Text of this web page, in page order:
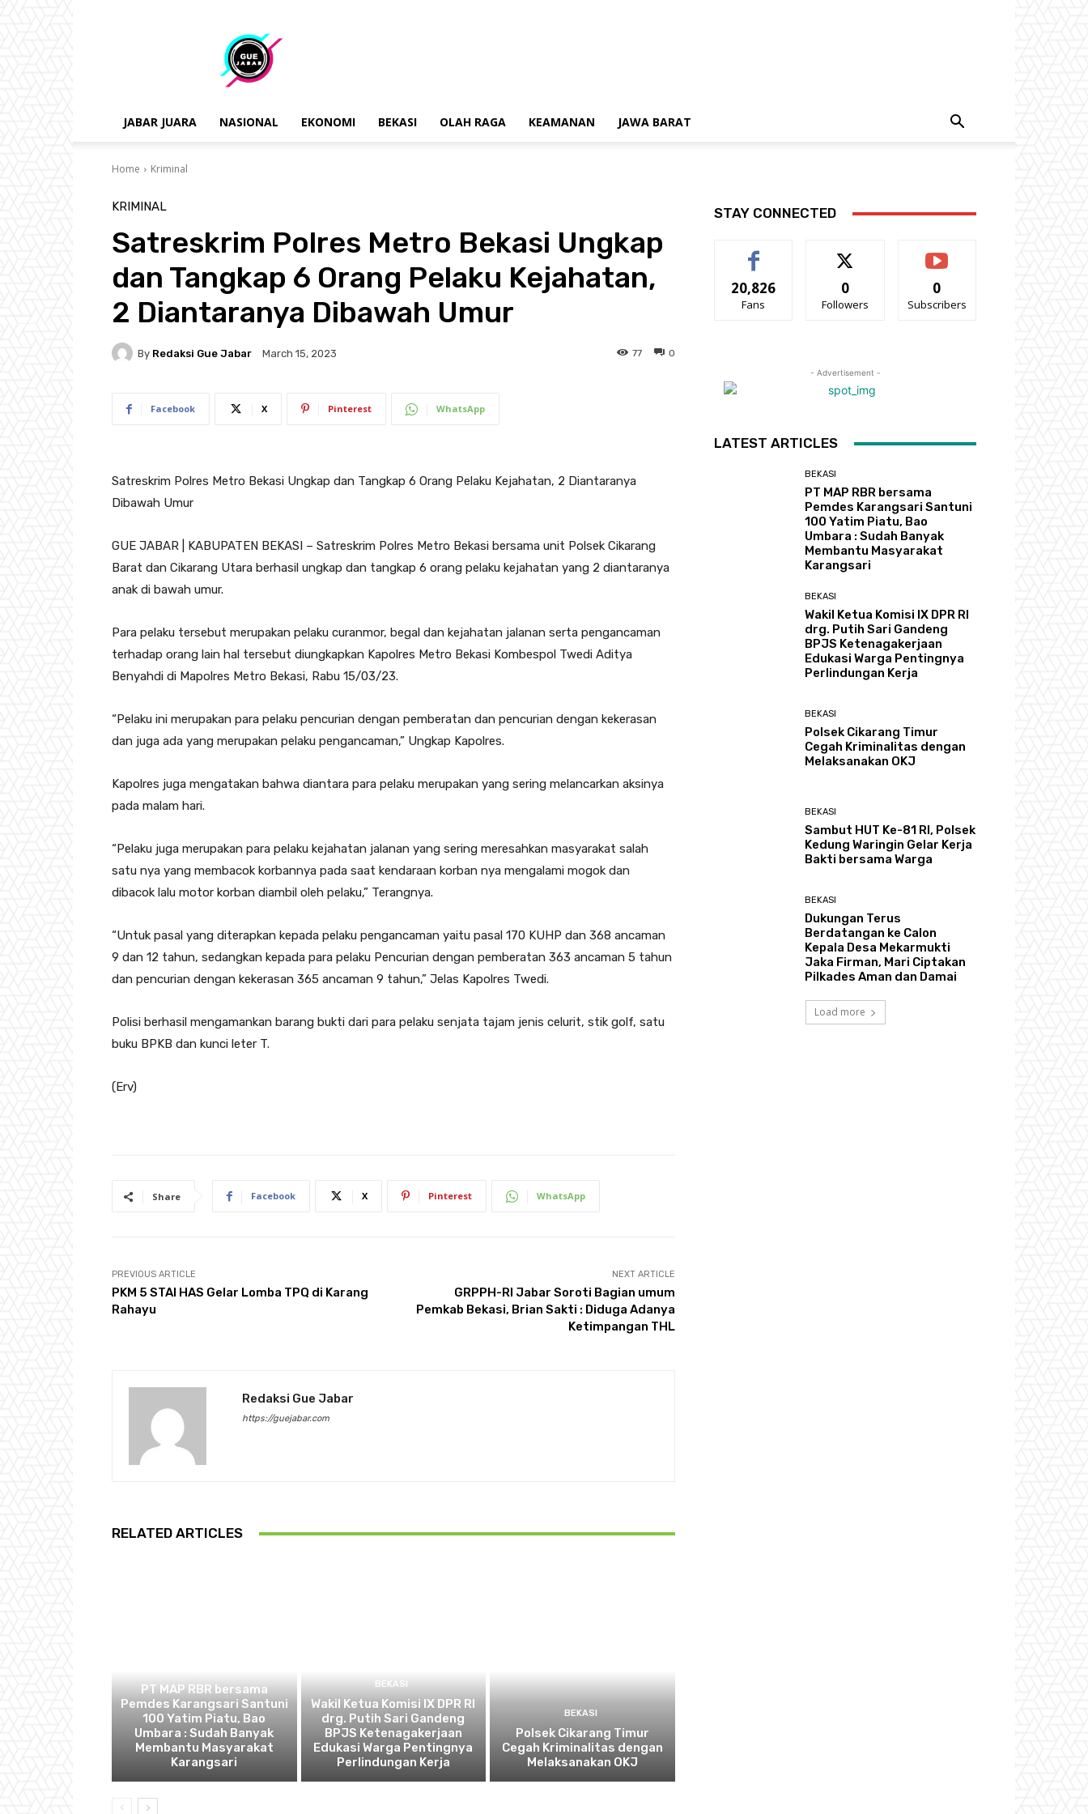
gue
jabar
JABAR JUARA NASIONAL EKONOMI BEKASI OLAH RAGA KEAMANAN JAWA BARAT
Home Kriminal
KRIMINAL
Satreskrim Polres Metro Bekasi Ungkap
dan Tangkap 6 Orang Pelaku Kejahatan,
2 Diantaranya Dibawah Umur
By Redaksi Gue Jabar March 15, 2023 0
77
Facebook X Pinterest WhatsApp
Satreskrim Polres Metro Bekasi Ungkap dan Tangkap 6 Orang Pelaku Kejahatan, 2 Diantaranya
Dibawah Umur
GUE JABAR | KABUPATEN BEKASI – Satreskrim Polres Metro Bekasi bersama unit Polsek Cikarang
Barat dan Cikarang Utara berhasil ungkap dan tangkap 6 orang pelaku kejahatan yang 2 diantaranya
anak di bawah umur.
Para pelaku tersebut merupakan pelaku curanmor, begal dan kejahatan jalanan serta pengancaman
terhadap orang lain hal tersebut diungkapkan Kapolres Metro Bekasi Kombespol Twedi Aditya
Benyahdi di Mapolres Metro Bekasi, Rabu 15/03/23.
“Pelaku ini merupakan para pelaku pencurian dengan pemberatan dan pencurian dengan kekerasan
dan juga ada yang merupakan pelaku pengancaman,” Ungkap Kapolres.
Kapolres juga mengatakan bahwa diantara para pelaku merupakan yang sering melancarkan aksinya
pada malam hari.
“Pelaku juga merupakan para pelaku kejahatan jalanan yang sering meresahkan masyarakat salah
satu nya yang membacok korbannya pada saat kendaraan korban nya mengalami mogok dan
dibacok lalu motor korban diambil oleh pelaku,” Terangnya.
“Untuk pasal yang diterapkan kepada pelaku pengancaman yaitu pasal 170 KUHP dan 368 ancaman
9 dan 12 tahun, sedangkan kepada para pelaku Pencurian dengan pemberatan 363 ancaman 5 tahun
dan pencurian dengan kekerasan 365 ancaman 9 tahun,” Jelas Kapolres Twedi.
Polisi berhasil mengamankan barang bukti dari para pelaku senjata tajam jenis celurit, stik golf, satu
buku BPKB dan kunci leter T.
(Erv)
Share Facebook X Pinterest WhatsApp
PREVIOUS ARTICLE
PKM 5 STAI HAS Gelar Lomba TPQ di Karang
Rahayu
NEXT ARTICLE
GRPPH-RI Jabar Soroti Bagian umum
Pemkab Bekasi, Brian Sakti : Diduga Adanya
Ketimpangan THL
Redaksi Gue Jabar
https://guejabar.com
RELATED ARTICLES
PT MAP RBR bersama
Pemdes Karangsari Santuni
100 Yatim Piatu, Bao
Umbara : Sudah Banyak
Membantu Masyarakat
Karangsari
BEKASI
Wakil Ketua Komisi IX DPR RI
drg. Putih Sari Gandeng
BPJS Ketenagakerjaan
Edukasi Warga Pentingnya
Perlindungan Kerja
BEKASI
Polsek Cikarang Timur
Cegah Kriminalitas dengan
Melaksanakan OKJ
STAY CONNECTED
20,826
Fans
0
Followers
0
Subscribers
- Advertisement -
LATEST ARTICLES
BEKASI
PT MAP RBR bersama
Pemdes Karangsari Santuni
100 Yatim Piatu, Bao
Umbara : Sudah Banyak
Membantu Masyarakat
Karangsari
BEKASI
Wakil Ketua Komisi IX DPR RI
drg. Putih Sari Gandeng
BPJS Ketenagakerjaan
Edukasi Warga Pentingnya
Perlindungan Kerja
BEKASI
Polsek Cikarang Timur
Cegah Kriminalitas dengan
Melaksanakan OKJ
BEKASI
Sambut HUT Ke-81 RI, Polsek
Kedung Waringin Gelar Kerja
Bakti bersama Warga
BEKASI
Dukungan Terus
Berdatangan ke Calon
Kepala Desa Mekarmukti
Jaka Firman, Mari Ciptakan
Pilkades Aman dan Damai
Load more